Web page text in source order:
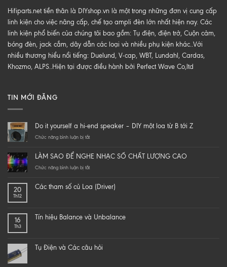
Hifiparts.net tiền thân là DIYshop.vn là một trong những đơn vị cung cấp
linh kiện cho việc nâng cấp, chế tạo ampli đèn lớn nhất hiện nay. Các
linh kiện phổ biến của chúng tôi bao gồm: Tụ điện, điện trở, Cuộn cảm,
bóng đèn, jack cắm, dây dẫn các loại và nhiều phụ kiện khác..Với
nhiều thương hiểu nổi tiếng: Duelund, V-cap, WBT, Lundahl, Cardas,
Khozmo, ALPS..Hiện tại được điều hành bởi Perfect Wave Co,ltd
TIN MỚI ĐĂNG
Do it yourself a hi-end speaker – DIY một loa từ B tới Z
Chức năng bình luận bị tắtở
yourself
a
speaker
loa
Z
LÀM SAO ĐỂ NGHE NHẠC SỐ CHẤT LƯỢNG CAO
Chức năng bình luận bị tắtở
ĐỂ
CHẤT
20
Th12
Các tham số củ Loa (Driver)
16
Th3
Tín hiệu Balance và Unbalance
Tụ Điện và Các câu hỏi